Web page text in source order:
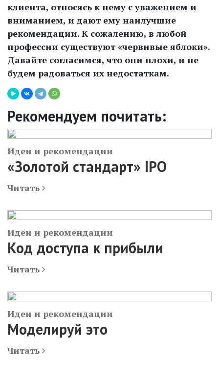
клиента, относясь к нему с уважением и
вниманием, и дают ему наилучшие
рекомендации. К сожалению, в любой
профессии существуют «червивые яблоки».
Давайте согласимся, что они плохи, и не
будем радоваться их недостаткам.
Рекомендуем почитать:
Идеи и рекомендации
«Золотой стандарт» IPO
Читать
Идеи и рекомендации
Код доступа к прибыли
Читать
Идеи и рекомендации
Моделируй это
Читать